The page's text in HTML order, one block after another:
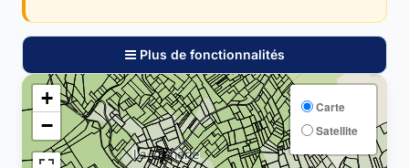
Plus de fonctionnalités
+
−
Carte
Satellite